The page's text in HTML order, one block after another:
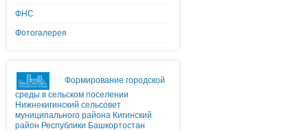
ФНС
Фотогалерея
Формирование городской
среды в сельском поселении
Нижнекигинский сельсовет
муниципального района Кигинский
район Республики Башкортостан